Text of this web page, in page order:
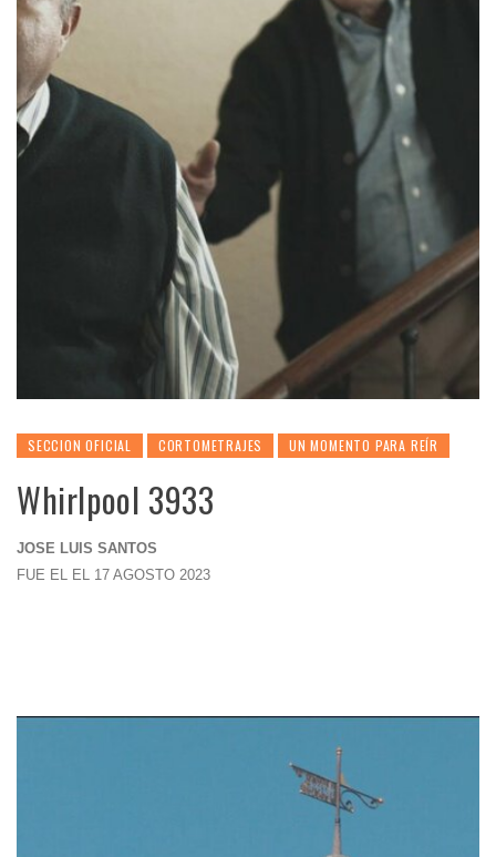
SECCION OFICIAL CORTOMETRAJES UN MOMENTO PARA REÍR
Whirlpool 3933
JOSE LUIS SANTOS
FUE EL EL 17 AGOSTO 2023